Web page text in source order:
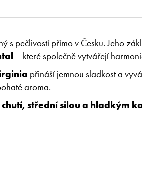
s pečlivostí přímo v Česku. Jeho
– které společně vytvářejí
přináší jemnou sladkost a
aroma.
střední silou a hladkým